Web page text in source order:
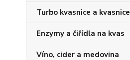
Turbo kvasnice a kvasnice
Enzymy a čiřídla na kvas
Víno, cider a medovina